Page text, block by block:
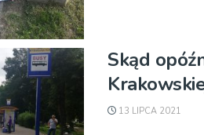
Skąd
13 LIPCA 2021